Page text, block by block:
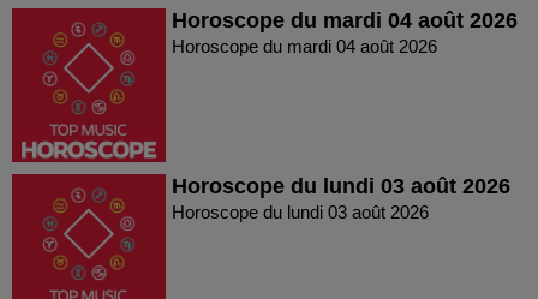
Horoscope du mardi 04 août 2026
Horoscope du mardi 04 août 2026
Horoscope du lundi 03 août 2026
Horoscope du lundi 03 août 2026